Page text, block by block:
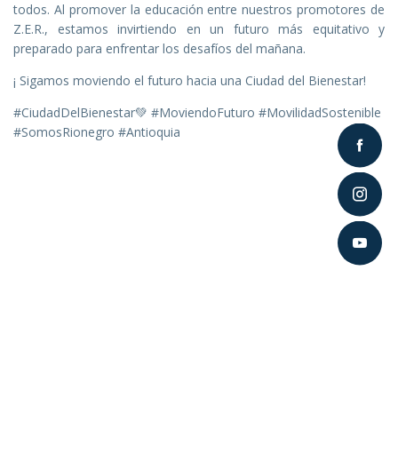
todos. Al promover la educación entre nuestros promotores de
Z.E.R., estamos invirtiendo en un futuro más equitativo y
preparado para enfrentar los desafíos del mañana.
¡ Sigamos moviendo el futuro hacia una Ciudad del Bienestar!
#CiudadDelBienestar💚 #MoviendoFuturo #MovilidadSostenible
#SomosRionegro #Antioquia